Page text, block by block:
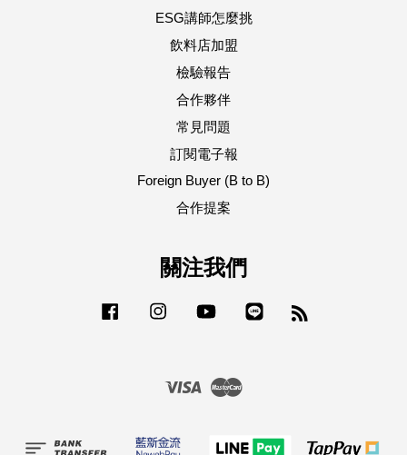
ESG講師怎麼挑
飲料店加盟
檢驗報告
合作夥伴
常見問題
訂閱電子報
Foreign Buyer (B to B)
合作提案
關注我們
Facebook Instagram YouTube
Visa